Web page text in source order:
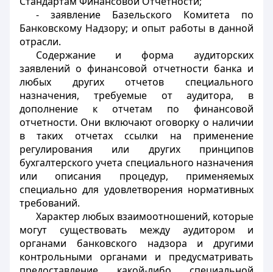
- заявление Базельского Комитета по
Банковскому Надзору; и опыт работы в данной
отрасли.
Содержание и форма аудиторских
заявлений о финансовой отчетности банка и
любых других отчетов специального
назначения, требуемые от аудитора, в
дополнение к отчетам по финансовой
отчетности. Они включают оговорку о наличии
в таких отчетах ссылки на применение
регулирования или других принципов
бухгалтерского учета специального назначения
или описания процедур, применяемых
специально для удовлетворения нормативных
требований.
Характер любых взаимоотношений, которые
могут существовать между аудитором и
органами банковского надзора и другими
контрольными органами и предусматривать